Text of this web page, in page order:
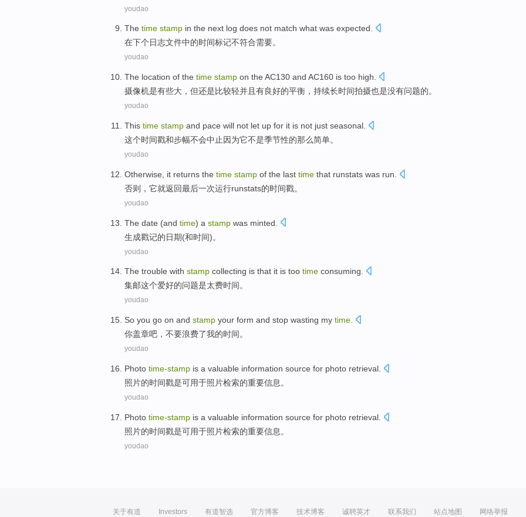
youdao
The time stamp in the next log does not match what was expected.
在下个日志文件中的时间标记不符合需要。
youdao
The location of the time stamp on the AC130 and AC160 is too high
摄像机是有些大，但还是比较轻并且 有良好的平衡，持续长时间拍摄也是没有问题的。
youdao
This time stamp and pace will not let up for it is not just seasonal
这个时间戳和步幅不会中止因为它不是季节性的那么简单。
youdao
Otherwise it returns the time stamp of the last time that runstats was run
否则 ， 它就返回最后一次运行runstats的时间戳。
youdao
The date (and time) a stamp was minted
生成戳记的日期(和时间)。
youdao
The trouble with stamp collecting is that it is too time consuming.
集邮这个爱好的问题是太费时间。
youdao
So you go on and stamp your form and stop wasting my time
你盖章吧 ， 不要浪费了我的时间。
youdao
Photo time-stamp is a valuable information source for photo retrieval.
照片的时间戳是可用于照片检索的重要信息 。
youdao
Photo time-stamp is a valuable information source for photo retrieval.
照片的时间戳是可用于照片检索的重要信息 。
youdao
关于有道 Investors 有道智选 官方博客 技术博客 诚聘英才 联系我们 站点地图 网络举报